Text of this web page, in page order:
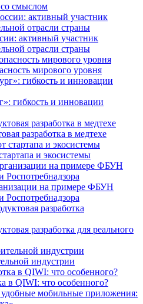
смыслом
активный участник
отрасли страны
мирового уровня
гибкость и инновации
разработка в медтехе
и экосистемы
на примере ФБУН
разработка для реального
индустрии
в QIWI: что особенного?